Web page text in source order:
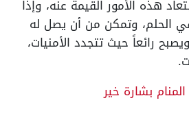
هذه الأمور القيمة عنه، وإذا
الحلم، وتمكن من أن يصل له
رائعاً حيث تتجدد الأمنيات،
بشارة خير